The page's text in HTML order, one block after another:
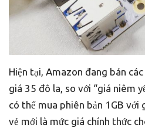
Hiện tại, Amazon đang bán
giá 35 đô la, so với “giá niêm
có thể mua phiên bản 1GB với
vẻ mới là mức giá chính thức